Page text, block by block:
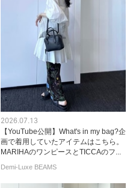
2026.07.13
【YouTube公開】What's in my bag?企
画で着用していたアイテムはこちら。
MARIHAのワンピースとTICCAのフ...
Demi-Luxe BEAMS